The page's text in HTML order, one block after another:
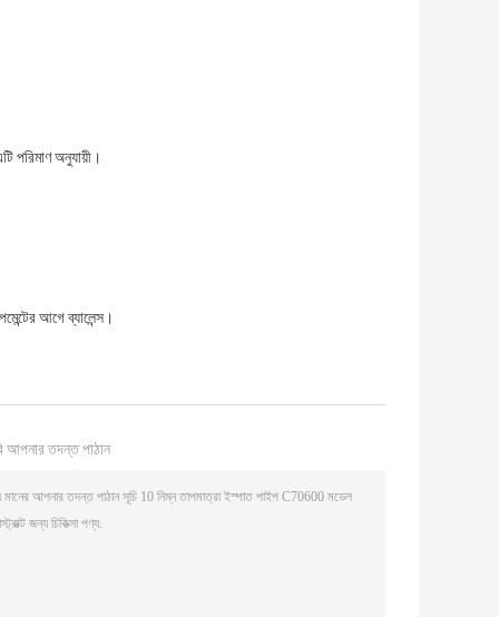
পরিমাণ অনুযায়ী।
আগে ব্যালেন্স।
আপনার তদন্ত পাঠান